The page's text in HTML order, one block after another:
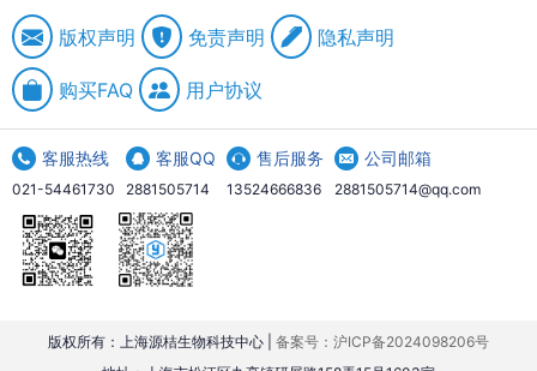
版权声明 免责声明 隐私声明
购买FAQ 用户协议
客服热线
021-54461730
客服QQ
2881505714
售后服务
13524666836
公司邮箱
2881505714@qq.com
版权所有：上海源桔生物科技中心 | 备案号：沪ICP备2024098206号